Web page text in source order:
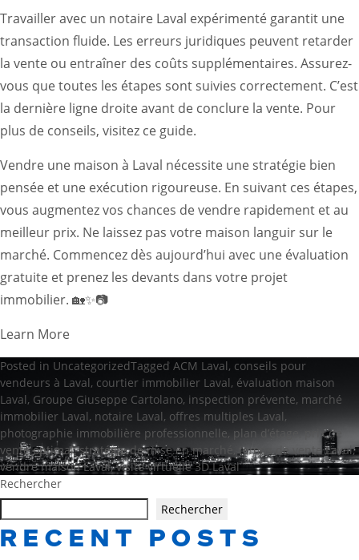
Travailler avec un notaire Laval expérimenté garantit une
transaction fluide. Les erreurs juridiques peuvent retarder
la vente ou entraîner des coûts supplémentaires. Assurez-
vous que toutes les étapes sont suivies correctement. C’est
la dernière ligne droite avant de conclure la vente. Pour
plus de conseils, visitez ce guide.
Vendre une maison à Laval nécessite une stratégie bien
pensée et une exécution rigoureuse. En suivant ces étapes,
vous augmentez vos chances de vendre rapidement et au
meilleur prix. Ne laissez pas votre maison languir sur le
marché. Commencez dès aujourd’hui avec une évaluation
gratuite et prenez les devants dans votre projet
immobilier. 🏡✨📷
Learn More
Posted in UncategorizedTagged ACM Laval, conseils pour
vendeurs à Laval, courtier immobilier Laval, évaluation maison
Laval, Groupe Giuseppe Cartolano, inspection prévente, marché
immobilier Laval, notaire Laval, offres multiples Laval,
photographie immobilière professionnelle, plan d’étage
prix de
vente optimal,stratégie de mise en marché ,temps de vente Laval,
vendre maison Laval,visite virtuelle 3D Laval
Rechercher
Rechercher
RECENT POSTS